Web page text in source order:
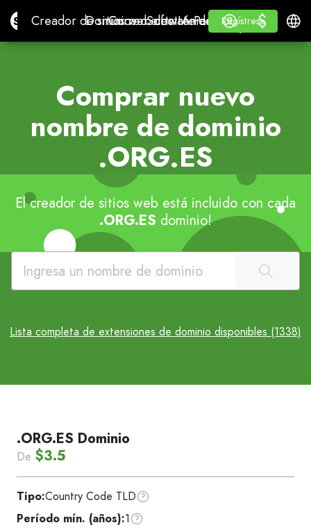
Site.proCreador de sitios web con IA
Creador de sitios web con IA
Dominios
Dominios
Correo electrónico
Correo electrónico
Software de contabilidad
Software de contabilidad
Para
Para Revendedores
MARCA BLANCA
Aprender
Aprender
Regístrese
Regístrese
Inicio de sesión
$
$
Comprar nuevo
nombre de dominio
.ORG.ES
El creador de sitios web está incluido con cada
.ORG.ES dominio!
Lista completa de extensiones de dominio disponibles (1338)
.ORG.ES Dominio
De $3.5
Tipo:Country Code TLD
Período mín. (años):1